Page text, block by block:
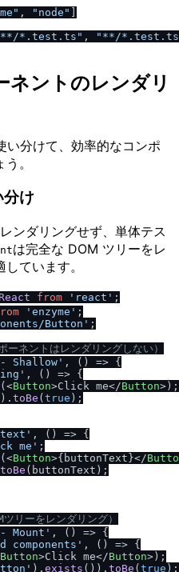
, "node"
/*.test.ts" , "** /
ネントのレンダリ
い分けて、効率的なコンポ
。
け
ンダリングせず、単体テス
は完全な DOM ツリーをレ
ています。
React from 'react'
'enzyme'
/Button' ;
ネントはレンダリングしない）
- Shallow' , () => {
, () => {
( <Button>Click me</Button> );
toBe ( true );
, () => {
me' ;
( <Button>{buttonText}</
toBe (buttonText);
リーをレンダリング）
Mount' , () => {
, () => {
Button>Click me</Button> );
). exists ()). toBe ( true );